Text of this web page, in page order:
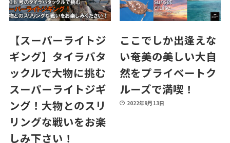
【スーパーライトジ
ギング】タイラバタ
ックルで大物に挑む
スーパーライトジギ
ング！大物とのスリ
リングな戦いをお楽
しみ下さい！
ここでしか出逢えな
い奄美の美しい大自
然をプライベートク
ルーズで満喫！
2022年9月13日